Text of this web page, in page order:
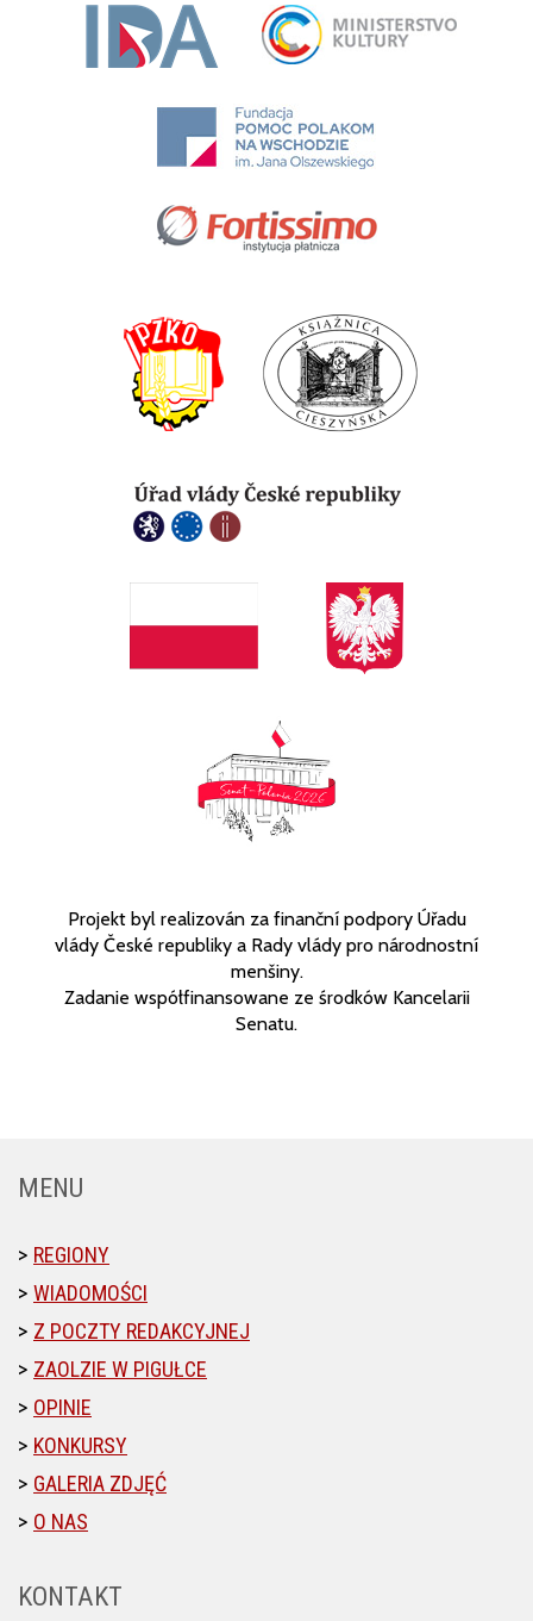
Projekt byl realizován za finanční podpory Úřadu
vlády České republiky a Rady vlády pro národnostní
menšiny.
Zadanie współfinansowane ze środków Kancelarii
Senatu.
MENU
REGIONY
WIADOMOŚCI
Z POCZTY REDAKCYJNEJ
ZAOLZIE W PIGUŁCE
OPINIE
KONKURSY
GALERIA ZDJĘĆ
O NAS
KONTAKT